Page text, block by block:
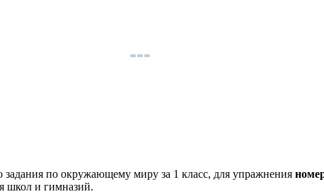
по окружающему миру за 1 класс, для упражнения
школ и гимназий.